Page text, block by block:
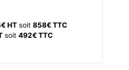
HT soit 858€ TTC
soit 492€ TTC